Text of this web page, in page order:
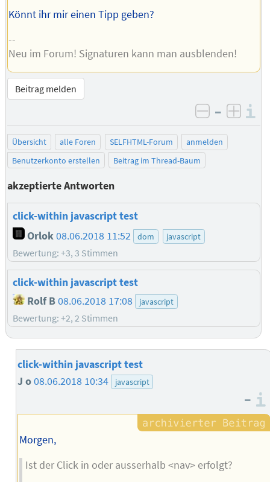
Könnt ihr mir einen Tipp geben?
--
Neu im Forum! Signaturen kann man ausblenden!
Beitrag melden
negativ
–
Übersicht alle Foren SELFHTML-Forum
anmelden
Benutzerkonto erstellen
Beitrag im Thread-Baum
akzeptierte Antworten
click-within javascript test
Orlok08.06.2018 11:52 dom javascript
Bewertung: +3, 3 Stimmen
click-within javascript test
Rolf B08.06.2018 17:08 javascript
Bewertung: +2, 2 Stimmen
click-within javascript test
J o08.06.2018 10:34 javascript
–
Morgen,
Ist der Click in oder ausserhalb <nav> erfolgt?